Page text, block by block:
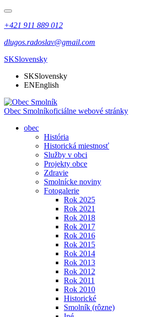
+421 911 889 012
dlugos.radoslav@gmail.com
SKSlovensky
SKSlovensky
ENEnglish
Obec Smolníkoficiálne webové stránky
obec
História
Historická miestnosť
Služby v obci
Projekty obce
Zdravie
Smolnícke noviny
Fotogalerie
Rok 2025
Rok 2021
Rok 2018
Rok 2017
Rok 2016
Rok 2015
Rok 2014
Rok 2013
Rok 2012
Rok 2011
Rok 2010
Historické
Smolník (rôzne)